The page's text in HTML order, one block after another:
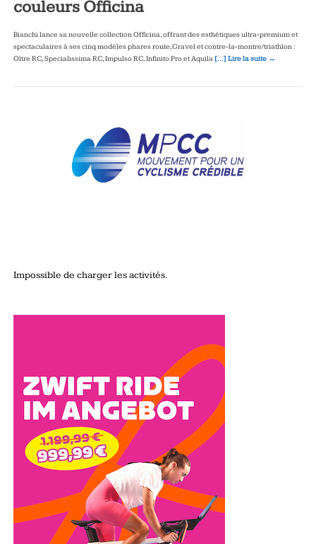
couleurs Officina
Bianchi lance sa nouvelle collection Officina, offrant des esthétiques ultra‑premium et
spectaculaires à ses cinq modèles phares route, Gravel et contre‑la‑montre/triathlon :
Oltre RC, Specialissima RC, Impulso RC, Infinito Pro et Aquila […] Lire la suite →
Impossible de charger les activités.